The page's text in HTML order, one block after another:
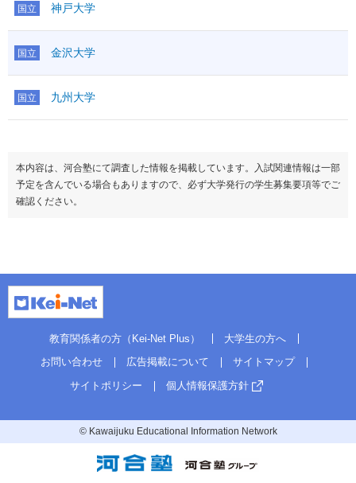
国立 神戸大学
国立 金沢大学
国立 九州大学
本内容は、河合塾にて調査した情報を掲載しています。入試関連情報は一部
予定を含んでいる場合もありますので、必ず大学発行の学生募集要項等でご
確認ください。
教育関係者の方（Kei-Net Plus）
大学生の方へ
お問い合わせ
広告掲載について
サイトマップ
サイトポリシー
個人情報保護方針
© Kawaijuku Educational Information Network